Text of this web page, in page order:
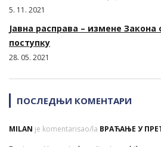
5. 11. 2021
Јавна расправа – измене
поступку
28. 05. 2021
ПОСЛЕДЊИ КОМЕНТАРИ
MILAN je komentarisao/la ВРАЋАЊЕ У